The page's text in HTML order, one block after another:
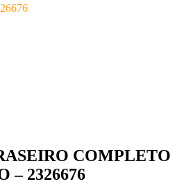
COMPLETO
– 2326676